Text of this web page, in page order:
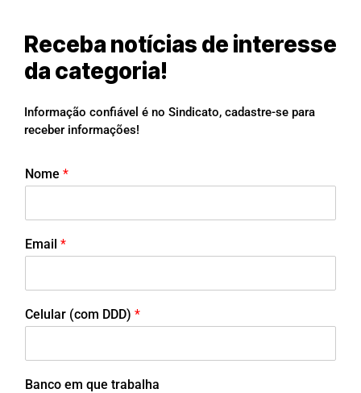
Receba notícias de interesse
da categoria!
Informação confiável é no Sindicato, cadastre-se para
receber informações!
Nome *
Email *
Celular (com DDD) *
Banco em que trabalha